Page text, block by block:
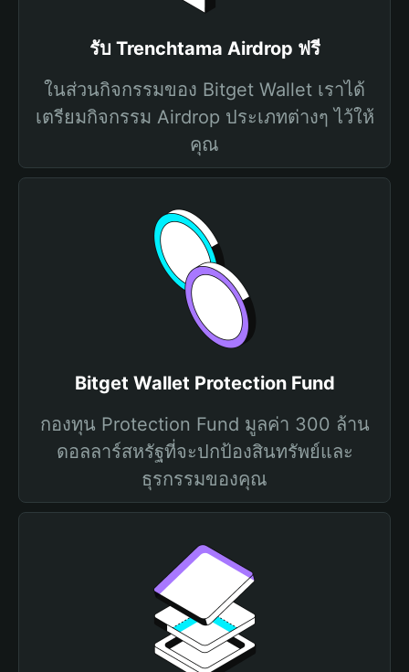
รับ Trenchtama Airdrop ฟรี
ในส่วนกิจกรรมของ Bitget Wallet เราได้
เตรียมกิจกรรม Airdrop ประเภทต่างๆ ไว้ให้
คุณ
Bitget Wallet Protection Fund
กองทุน Protection Fund มูลค่า 300 ล้าน
ดอลลาร์สหรัฐที่จะปกป้องสินทรัพย์และ
ธุรกรรมของคุณ